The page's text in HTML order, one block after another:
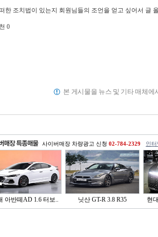
한 조치법이 있는지 회원님들의 조언을 얻고 싶어서 글
0
본 게시물을 뉴스 및 기타 매체
사이버매장 차량광고 신청 02-784-2329 인
아반떼AD 1.6 터보.. 닛산 GT-R 3.8 R35
현